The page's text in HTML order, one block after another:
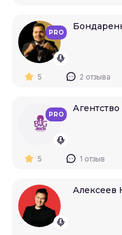
PRO
5 2 отзыва
PRO
5 1 отзыв
Алексеев